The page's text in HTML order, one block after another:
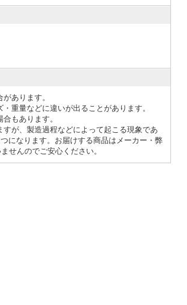
あります。
重量などに違いが出ることがあります。
もあります。
が、製造過程などによって起こる現象であ
になります。お届けする商品はメーカー・弊
せんのでご安心ください。